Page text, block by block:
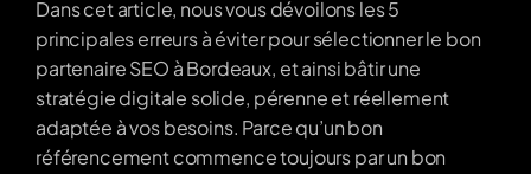
Dans cet article, nous vous dévoilons les 5
principales erreurs à éviter pour sélectionner le bon
partenaire SEO à Bordeaux, et ainsi bâtir une
stratégie digitale solide, pérenne et réellement
adaptée à vos besoins. Parce qu’un bon
référencement commence toujours par un bon